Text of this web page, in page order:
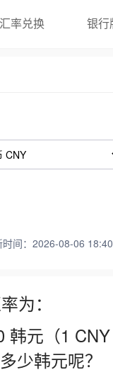
汇率兑换 银行
时间：2026-08-06
为：
韩元（1
少韩元呢？